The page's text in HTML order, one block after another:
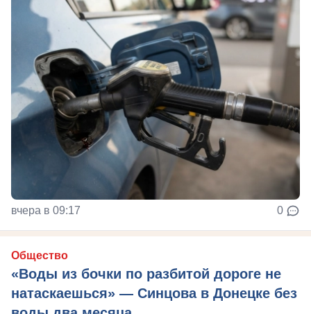
вчера в 09:17 0
Общество
«Воды из бочки по разбитой дороге не
натаскаешься» — Синцова в Донецке без